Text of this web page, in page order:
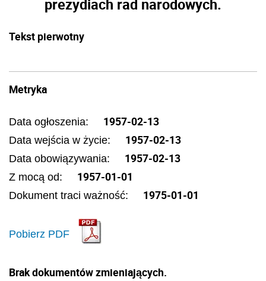
prezydiach rad narodowych.
Tekst pierwotny
Metryka
Data ogłoszenia: 1957-02-13
Data wejścia w życie: 1957-02-13
Data obowiązywania: 1957-02-13
Z mocą od: 1957-01-01
Dokument traci ważność: 1975-01-01
Pobierz PDF
Brak dokumentów zmieniających.